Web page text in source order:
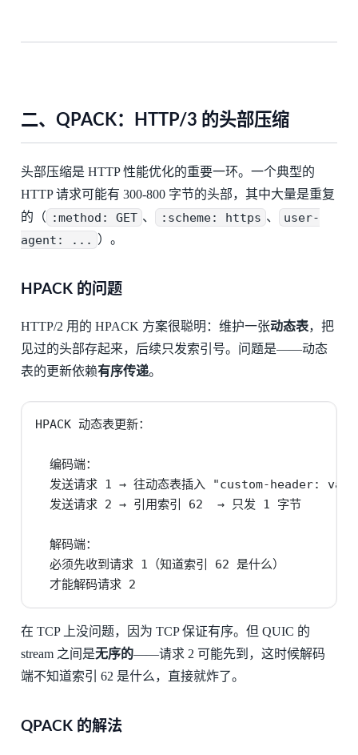
二、QPACK：HTTP/3 的头部压缩
头部压缩是 HTTP 性能优化的重要一环。一个典型的
HTTP 请求可能有 300-800 字节的头部，其中大量是重复
的（ :method: GET 、 :scheme: https 、
user-
agent: ... ）。
HPACK 的问题
HTTP/2 用的 HPACK 方案很聪明：维护一张动态表，把
见过的头部存起来，后续只发索引号。问题是——动态
表的更新依赖有序传递。
HPACK 动态表更新：
  编码端：
发送请求 1 → 往动态表插入 "custom-header:
  发送请求 2 → 引用索引 62  → 只发 1 字节
  解码端：
  必须先收到请求 1（知道索引 62 是什么）
  才能解码请求 2
在 TCP 上没问题，因为 TCP 保证有序。但 QUIC 的
stream 之间是无序的——请求 2 可能先到，这时候解码
端不知道索引 62 是什么，直接就炸了。
QPACK 的解法